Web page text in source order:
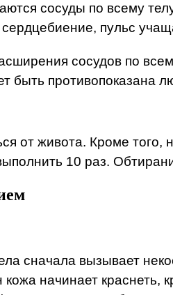
сосуды по всему
пульс
сосудов по
быть противопоказана
от живота. Кроме
10 раз.
сначала вызывает
начинает краснеть,